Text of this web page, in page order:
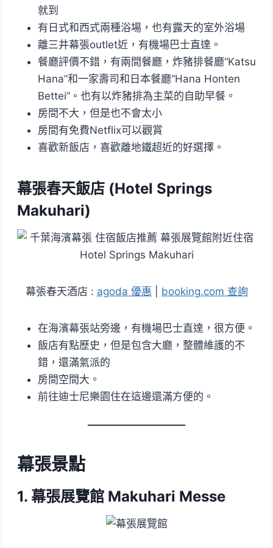
就到
有日式和西式兩種浴場，也有露天的室外浴場
離三井幕張outlet近，有機場巴士直達。
餐廳評價不錯，有兩間餐廳，炸豬排餐廳“Katsu
Hana”和一家壽司和日本餐廳“Hana Honten
Bettei”。也有以炸豬排為主菜的自助早餐。
房間不大，但是也不會太小
房間有免費Netflix可以觀賞
喜歡新飯店，喜歡離地鐵超近的好選擇。
幕張春天飯店 (Hotel Springs
Makuhari)
幕張春天酒店 : agoda 優惠 booking.com 查詢
在海濱幕張站旁邊，有機場巴士直達，很方便。
飯店有點歷史，但是包含大廳，整體維護的不
錯，還滿氣派的
房間空間大。
前往迪士尼樂園住在這邊還滿方便的。
幕張景點
1. 幕張展覽館 Makuhari Messe